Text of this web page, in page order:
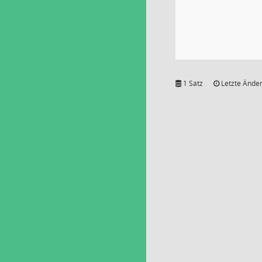
1 Satz Letzte